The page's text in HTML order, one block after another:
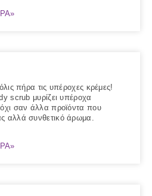
πήρα τις υπέροχες κρέμες!
scrub μυρίζει υπέροχα
σαν άλλα προϊόντα που
αλλά συνθετικό άρωμα.